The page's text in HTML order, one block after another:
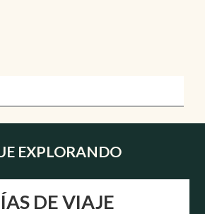
EXPLORANDO
DE VIAJE